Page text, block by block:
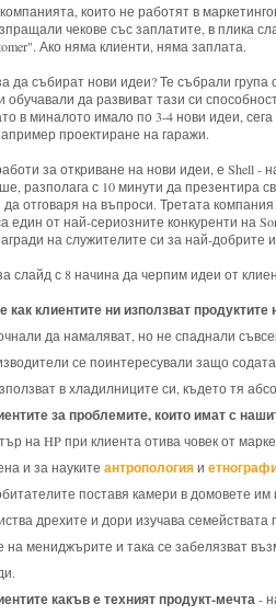
които не работят в
чекове със заплатите, в плика
Ако няма клиенти, няма заплата.
да събират нови идеи? Те събрали група
обучавали да развиват тази си
в миналото имало по 3-4 нови идеи,
проектиране на гаражи.
за откриване на нови идеи, е Shell -
разполага с 10 минути да презентира
отговаря на въпроси. Третата компания
един от най-сериозните конкуренти на
на служителите си за най-добрите
слайд с 8 начина да черпим идеи от
клиентите ни използват продуктите
да намаляват, но не спаднали
се поинтересували защо
в хладилниците си, където тя
за проблемите, които имат с
на HP при клиента отива човек от
и за науките антропологияи
поставя камери в домовете им
дрехите и дори изучава
на мениджърите и така се забелязват
какъв е техният продукт-мечта-